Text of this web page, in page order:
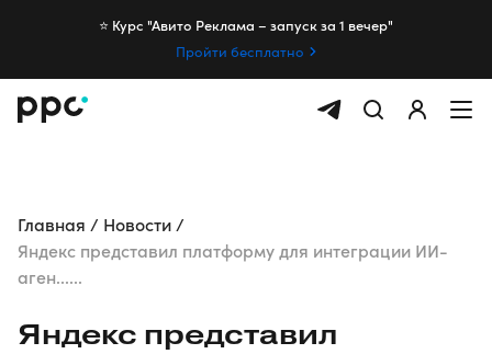
⭐️ Курс "Авито Реклама – запуск за 1 вечер"
Пройти бесплатно
Главная
Новости
Яндекс представил платформу для интеграции ИИ-
аген......
Яндекс представил